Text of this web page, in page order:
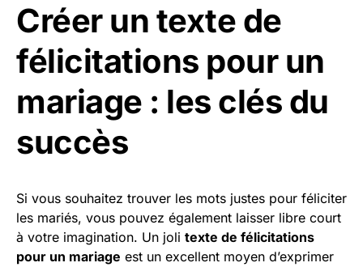
Créer un texte de
félicitations pour un
mariage : les clés du
succès
Si vous souhaitez trouver les mots justes pour féliciter
les mariés, vous pouvez également laisser libre court
à votre imagination. Un joli texte de félicitations
pour un mariage est un excellent moyen d’exprimer